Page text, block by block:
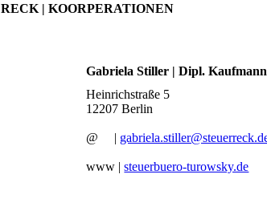
RECK | KOORPERATIONEN
Gabriela Stiller | Dipl.
Heinrichstraße 5
12207 Berlin
@ |
www |steuerbuero-turowsky.de